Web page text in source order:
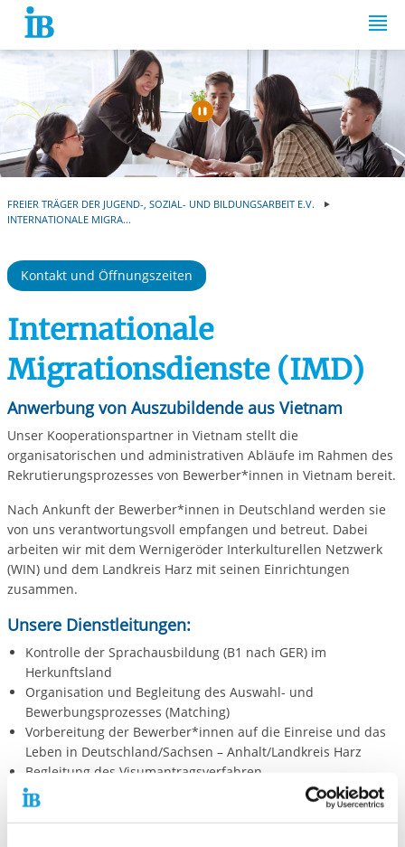
Springe zum Inhalt
Automatische
FREIER TRÄGER DER JUGEND-, SOZIAL- UND BILDUNGSARBEIT E.V.
INTERNATIONALE MIGRA...
Kontakt und Öffnungszeiten
Internationale
Migrationsdienste (IMD)
Anwerbung von Auszubildende aus Vietnam
Unser Kooperationspartner in Vietnam stellt die
organisatorischen und administrativen Abläufe im Rahmen des
Rekrutierungsprozesses von Bewerber*innen in Vietnam bereit.
Nach Ankunft der Bewerber*innen in Deutschland werden sie
von uns verantwortungsvoll empfangen und betreut. Dabei
arbeiten wir mit dem Wernigeröder Interkulturellen Netzwerk
(WIN) und dem Landkreis Harz mit seinen Einrichtungen
zusammen.
Unsere Dienstleitungen:
Kontrolle der Sprachausbildung (B1 nach GER) im
Herkunftsland
Organisation und Begleitung des Auswahl- und
Bewerbungsprozesses (Matching)
Vorbereitung der Bewerber*innen auf die Einreise und das
Leben in Deutschland/Sachsen – Anhalt/Landkreis Harz
Begleitung des Visumantragsverfahren
Organisation der Erstunterkunft
Erstellung eines Willkommenspakets